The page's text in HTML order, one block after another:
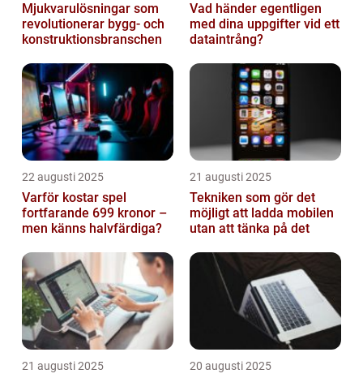
Mjukvarulösningar som
revolutionerar bygg- och
konstruktionsbranschen
Vad händer egentligen
med dina uppgifter vid ett
dataintrång?
22 augusti 2025
Varför kostar spel
fortfarande 699 kronor –
men känns halvfärdiga?
21 augusti 2025
Tekniken som gör det
möjligt att ladda mobilen
utan att tänka på det
21 augusti 2025 20 augusti 2025